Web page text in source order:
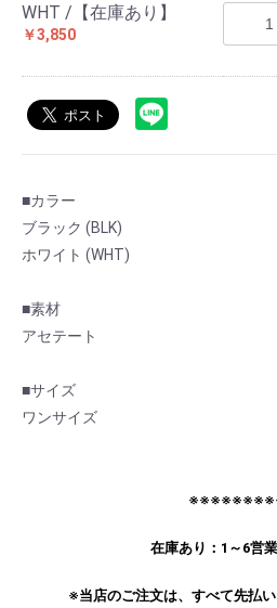
WHT /【在庫あり】
￥3,850
■カラー
ブラック (BLK)
ホワイト (WHT)
■素材
アセテート
■サイズ
ワンサイズ
在庫あり：1～6営
※当店のご注文は、すべて先払い